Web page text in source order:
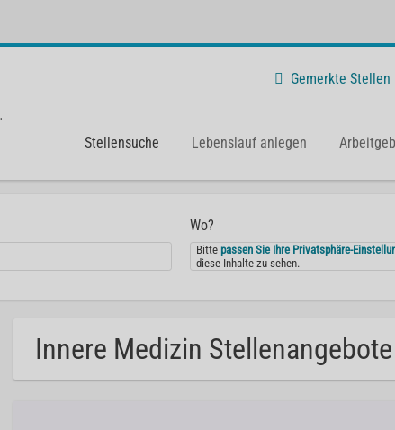
Gemerkte Stellen
Stellensuche Lebenslauf anlegen
Wo?
Bittepassen Sie Ihre Privatsphäre-
diese Inhalte zu sehen.
Innere Medizin